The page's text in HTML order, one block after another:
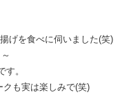
げを食べに伺いました(笑)
。
も実は楽しみで(笑)